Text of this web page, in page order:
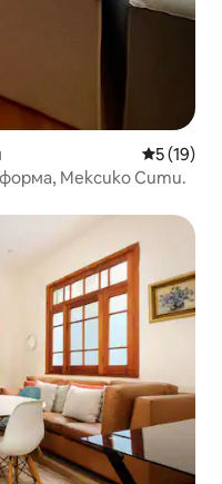
Средна
5 (19)
Мексико Сити.